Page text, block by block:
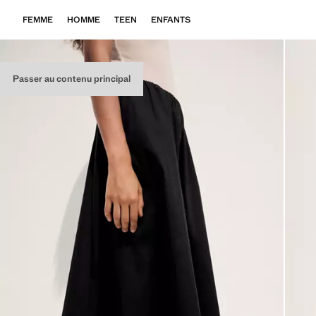
Passer au contenu principal
FEMME HOMME TEEN ENFANTS